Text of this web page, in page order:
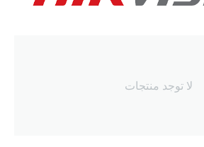
لا توجد منتجات